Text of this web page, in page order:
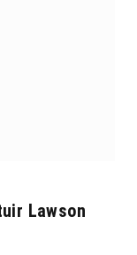
Lawson